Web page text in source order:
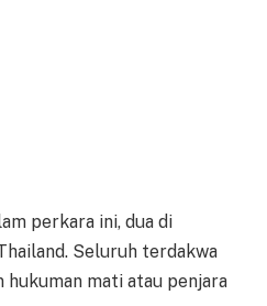
perkara ini, dua di
Seluruh terdakwa
hukuman mati atau penjara